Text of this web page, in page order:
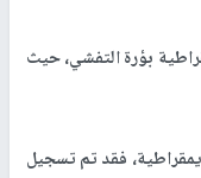
بؤرة التفشي، حيث
فقد تم تسجيل